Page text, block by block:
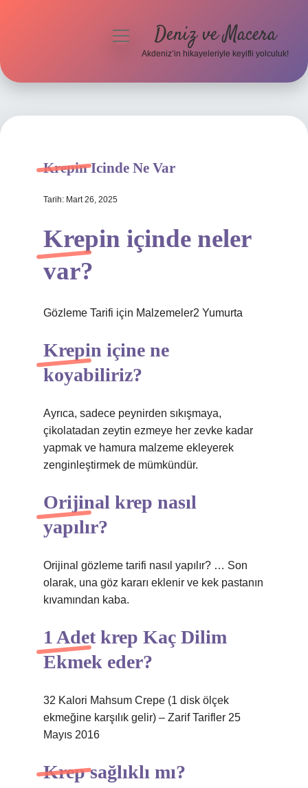
Hakkımızda
menüyü Deniz ve Macera
Akdeniz’in hikayeleriyle keyifli yolculuk!
Krepin Icinde Ne Var
Tarih: Mart 26, 2025
Krepin içinde neler
var?
Gözleme Tarifi için Malzemeler2 Yumurta
Krepin içine ne
koyabiliriz?
Ayrıca, sadece peynirden sıkışmaya,
çikolatadan zeytin ezmeye her zevke kadar
yapmak ve hamura malzeme ekleyerek
zenginleştirmek de mümkündür.
Orijinal krep nasıl
yapılır?
Orijinal gözleme tarifi nasıl yapılır? … Son
olarak, una göz kararı eklenir ve kek pastanın
kıvamından kaba.
1 Adet krep Kaç Dilim
Ekmek eder?
32 Kalori Mahsum Crepe (1 disk ölçek
ekmeğine karşılık gelir) – Zarif Tarifler 25
Mayıs 2016
Krep sağlıklı mı?